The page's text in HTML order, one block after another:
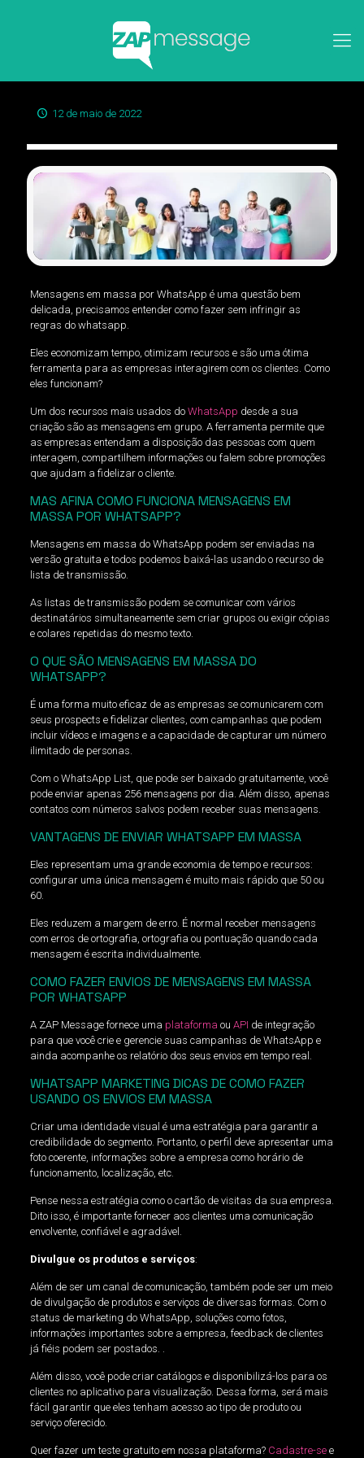
12 de maio de 2022
Mensagens em massa por WhatsApp é uma questão bem
delicada, precisamos entender como fazer sem infringir as
regras do whatsapp.
Eles economizam tempo, otimizam recursos e são uma ótima
ferramenta para as empresas interagirem com os clientes. Como
eles funcionam?
Um dos recursos mais usados ​​do WhatsApp desde a sua
criação são as mensagens em grupo. A ferramenta permite que
as empresas entendam a disposição das pessoas com quem
interagem, compartilhem informações ou falem sobre promoções
que ajudam a fidelizar o cliente.
MAS AFINA COMO FUNCIONA MENSAGENS EM
MASSA POR WHATSAPP?
Mensagens em massa do WhatsApp podem ser enviadas na
versão gratuita e todos podemos baixá-las usando o recurso de
lista de transmissão.
As listas de transmissão podem se comunicar com vários
destinatários simultaneamente sem criar grupos ou exigir cópias
e colares repetidas do mesmo texto.
O QUE SÃO MENSAGENS EM MASSA DO
WHATSAPP?
É uma forma muito eficaz de as empresas se comunicarem com
seus prospects e fidelizar clientes, com campanhas que podem
incluir vídeos e imagens e a capacidade de capturar um número
ilimitado de personas.
Com o WhatsApp List, que pode ser baixado gratuitamente, você
pode enviar apenas 256 mensagens por dia. Além disso, apenas
contatos com números salvos podem receber suas mensagens.
VANTAGENS DE ENVIAR WHATSAPP EM MASSA
Eles representam uma grande economia de tempo e recursos:
configurar uma única mensagem é muito mais rápido que 50 ou
60.
Eles reduzem a margem de erro. É normal receber mensagens
com erros de ortografia, ortografia ou pontuação quando cada
mensagem é escrita individualmente.
COMO FAZER ENVIOS DE MENSAGENS EM MASSA
POR WHATSAPP
A ZAP Message fornece uma plataforma ou API de integração
para que você crie e gerencie suas campanhas de WhatsApp e
ainda acompanhe os relatório dos seus envios em tempo real.
WHATSAPP MARKETING DICAS DE COMO FAZER
USANDO OS ENVIOS EM MASSA
Criar uma identidade visual é uma estratégia para garantir a
credibilidade do segmento. Portanto, o perfil deve apresentar uma
foto coerente, informações sobre a empresa como horário de
funcionamento, localização, etc.
Pense nessa estratégia como o cartão de visitas da sua empresa.
Dito isso, é importante fornecer aos clientes uma comunicação
envolvente, confiável e agradável.
Divulgue os produtos e serviços:
Além de ser um canal de comunicação, também pode ser um meio
de divulgação de produtos e serviços de diversas formas. Com o
status de marketing do WhatsApp, soluções como fotos,
informações importantes sobre a empresa, feedback de clientes
já fiéis podem ser postados. .
Além disso, você pode criar catálogos e disponibilizá-los para os
clientes no aplicativo para visualização. Dessa forma, será mais
fácil garantir que eles tenham acesso ao tipo de produto ou
serviço oferecido.
Quer fazer um teste gratuito em nossa plataforma? Cadastre-se e